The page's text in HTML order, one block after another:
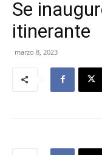
Se
itinerante
marzo 8, 2023